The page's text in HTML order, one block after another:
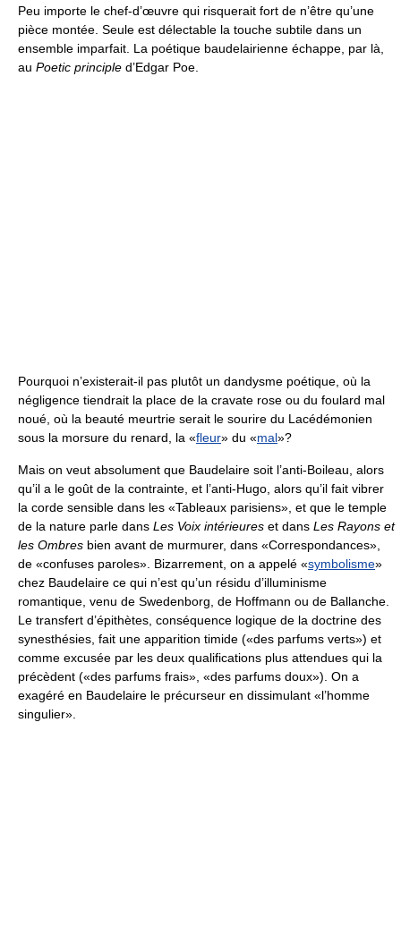
Peu importe le chef-d’œuvre qui risquerait fort de n’être qu’une
pièce montée. Seule est délectable la touche subtile dans un
ensemble imparfait. La poétique baudelairienne échappe, par là,
au Poetic principle d’Edgar Poe.
Pourquoi n’existerait-il pas plutôt un dandysme poétique, où la
négligence tiendrait la place de la cravate rose ou du foulard mal
noué, où la beauté meurtrie serait le sourire du Lacédémonien
sous la morsure du renard, la «fleur» du «mal»?
Mais on veut absolument que Baudelaire soit l’anti-Boileau, alors
qu’il a le goût de la contrainte, et l’anti-Hugo, alors qu’il fait vibrer
la corde sensible dans les «Tableaux parisiens», et que le temple
de la nature parle dans Les Voix intérieures et dans Les Rayons et
les Ombres bien avant de murmurer, dans «Correspondances»,
de «confuses paroles». Bizarrement, on a appelé «symbolisme»
chez Baudelaire ce qui n’est qu’un résidu d’illuminisme
romantique, venu de Swedenborg, de Hoffmann ou de Ballanche.
Le transfert d’épithètes, conséquence logique de la doctrine des
synesthésies, fait une apparition timide («des parfums verts») et
comme excusée par les deux qualifications plus attendues qui la
précèdent («des parfums frais», «des parfums doux»). On a
exagéré en Baudelaire le précurseur en dissimulant «l’homme
singulier».